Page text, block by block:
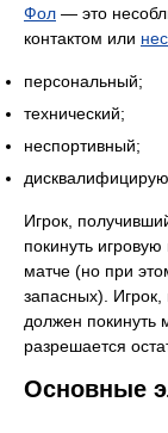
Фол — это
контактом или
персональный;
технический;
неспортивный;
Игрок,
покинуть
матче (но при
запасных).
должен покинуть
разрешается
Основные